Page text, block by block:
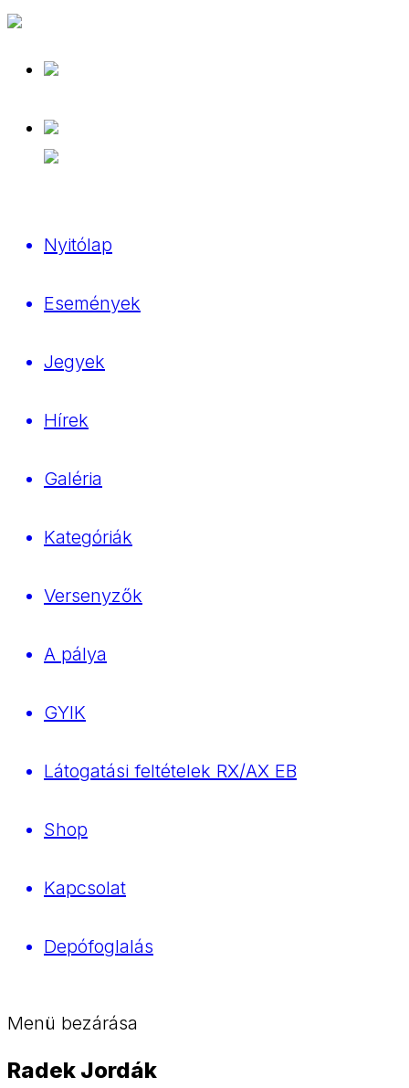
Nyitólap
Események
Jegyek
Hírek
Galéria
Kategóriák
Versenyzők
A pálya
GYIK
Látogatási feltételek RX/AX EB
Shop
Kapcsolat
Depófoglalás
Menü bezárása
Radek Jordák